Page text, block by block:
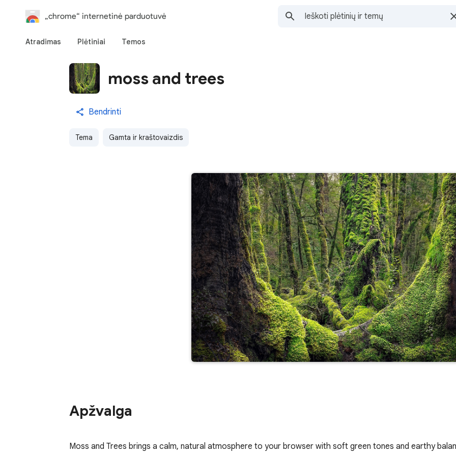
„chrome“ internetinė parduotuvė
Atradimas Plėtiniai Temos
moss and trees
Bendrinti
Tema Gamta ir kraštovaizdis
Apžvalga
Moss and Trees brings a calm, natural atmosphere to your browser with soft green tones and earthy